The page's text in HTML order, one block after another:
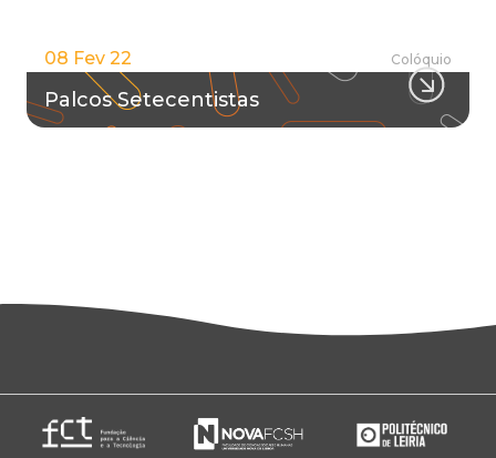
08 Fev 22 Colóquio
Palcos Setecentistas